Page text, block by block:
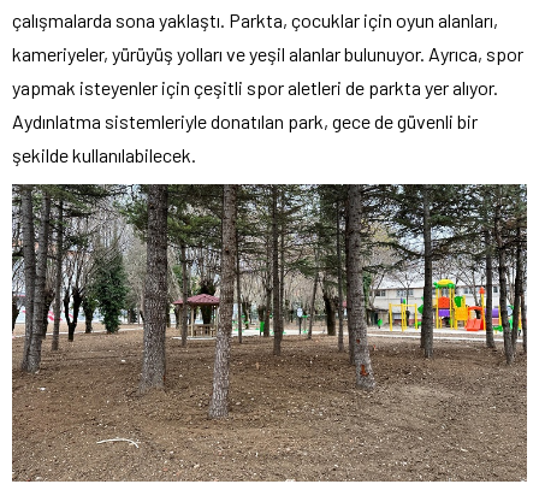
çalışmalarda sona yaklaştı. Parkta, çocuklar için oyun alanları,
kameriyeler, yürüyüş yolları ve yeşil alanlar bulunuyor. Ayrıca, spor
yapmak isteyenler için çeşitli spor aletleri de parkta yer alıyor.
Aydınlatma sistemleriyle donatılan park, gece de güvenli bir
şekilde kullanılabilecek.